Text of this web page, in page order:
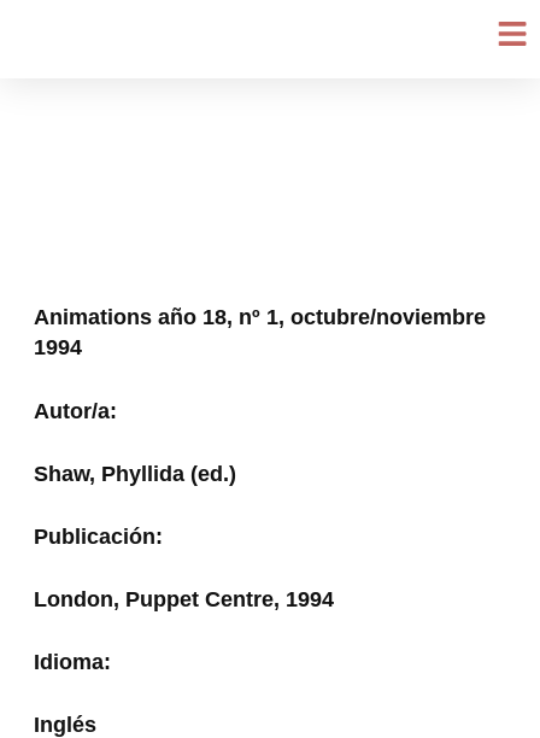
Animations año 18, nº 1, octubre/noviembre
1994
Autor/a:
Shaw, Phyllida (ed.)
Publicación:
London, Puppet Centre, 1994
Idioma:
Inglés